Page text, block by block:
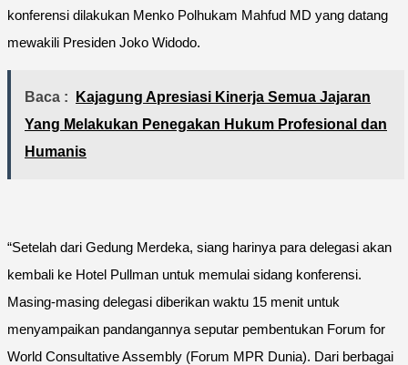
konferensi dilakukan Menko Polhukam Mahfud MD yang datang
mewakili Presiden Joko Widodo.
Baca :
Kajagung Apresiasi Kinerja Semua Jajaran
Yang Melakukan Penegakan Hukum Profesional dan
Humanis
“Setelah dari Gedung Merdeka, siang harinya para delegasi akan
kembali ke Hotel Pullman untuk memulai sidang konferensi.
Masing-masing delegasi diberikan waktu 15 menit untuk
menyampaikan pandangannya seputar pembentukan Forum for
World Consultative Assembly (Forum MPR Dunia). Dari berbagai